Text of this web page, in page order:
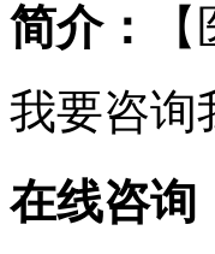
简介：
我要咨询
在线咨询